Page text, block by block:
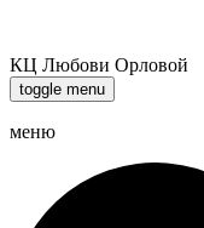
КЦ Любови Орловой
toggle menu
меню